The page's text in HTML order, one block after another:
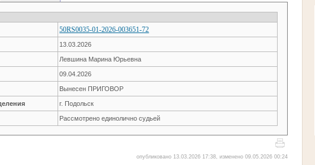
50RS0035-01-2026-003651-72
13.03.2026
Левшина Марина Юрьевна
09.04.2026
Вынесен ПРИГОВОР
г. Подольск
Рассмотрено единолично судьей
опубликовано 13.03.2026 17:38, изменено 09.05.2026 00:24